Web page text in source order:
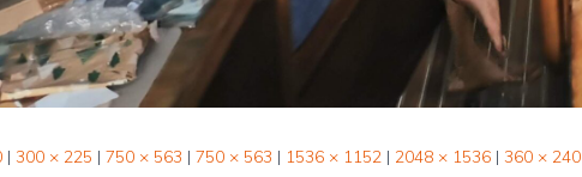
| 300 × 225 | 750 × 563 | 750 × 563 | 1536 × 1152 | 2048 × 1536 | 360 × 240